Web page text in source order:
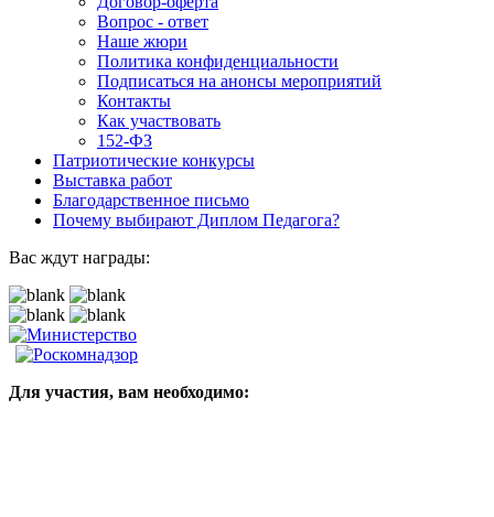
Вопрос - ответ
Наше жюри
Политика конфиденциальности
Подписаться на анонсы мероприятий
Контакты
Как участвовать
152-ФЗ
Патриотические конкурсы
Выставка работ
Благодарственное письмо
Почему выбирают Диплом Педагога?
Вас ждут награды:
Для участия, вам необходимо: